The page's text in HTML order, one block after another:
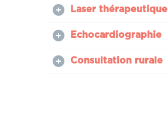
Laser thérapeutique
Echocardiographie
Consultation rurale